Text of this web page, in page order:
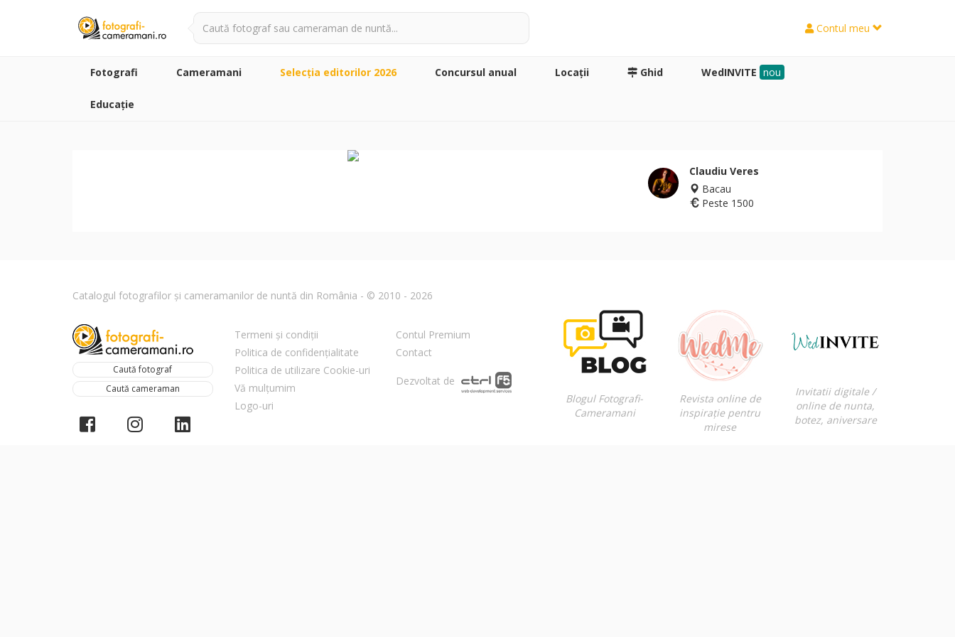
Contul meu
Fotografi Cameramani Selecţia editorilor 2026 Concursul anual Locaţii Ghid WedINVITE nou
Educație
Claudiu Veres
Bacau
Peste 1500
Catalogul fotografilor și cameramanilor de nuntă din România - © 2010 - 2026
Caută fotograf
Caută cameraman
Termeni și condiții
Politica de confidențialitate
Politica de utilizare Cookie-uri
Vă mulțumim
Logo-uri
Contul Premium
Contact
Dezvoltat de
Blogul Fotografi-
Cameramani
Revista online de
inspirație pentru
mirese
Invitatii digitale /
online de nunta,
botez, aniversare